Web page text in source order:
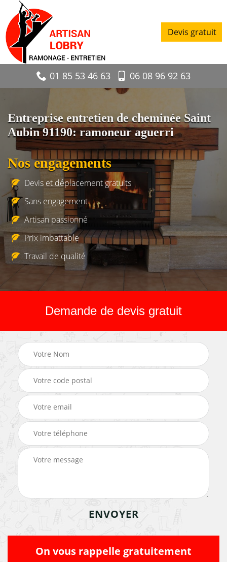
Devis gratuit
01 85 53 46 63 06 08 96 92 63
Entreprise entretien de cheminée Saint
Aubin 91190: ramoneur aguerri
Nos engagements
Devis et déplacement gratuits
Sans engagement
Artisan passionné
Prix imbattable
Travail de qualité
Demande de devis gratuit
On vous rappelle gratuitement